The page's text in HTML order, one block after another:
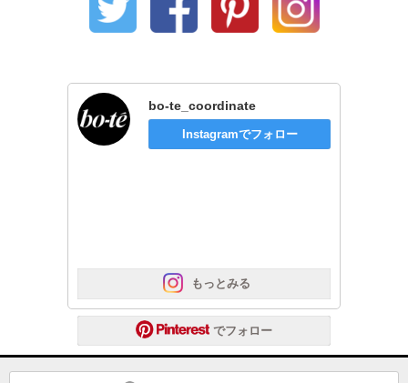
でフォロー
bo-te_coordinate
Instagramでフォロー
もっとみる